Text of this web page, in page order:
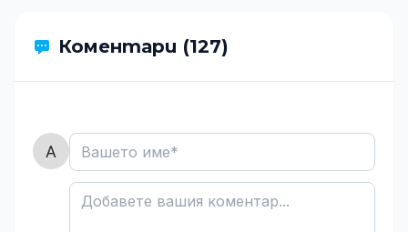
Коментари (127)